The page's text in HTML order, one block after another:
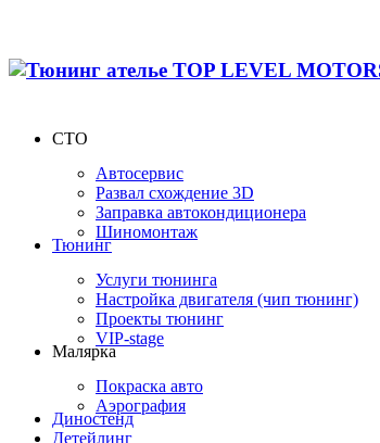
СТО
Автосервис
Развал схождение 3D
Заправка автокондиционера
Шиномонтаж
Тюнинг
Услуги тюнинга
Настройка двигателя (чип тюнинг)
Проекты тюнинг
VIP-stage
Малярка
Покраска авто
Аэрография
Диностенд
Детейлинг